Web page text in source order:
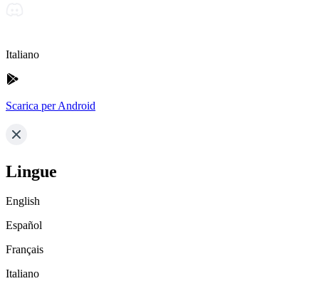
Italiano
Scarica per Android
Lingue
English
Español
Français
Italiano